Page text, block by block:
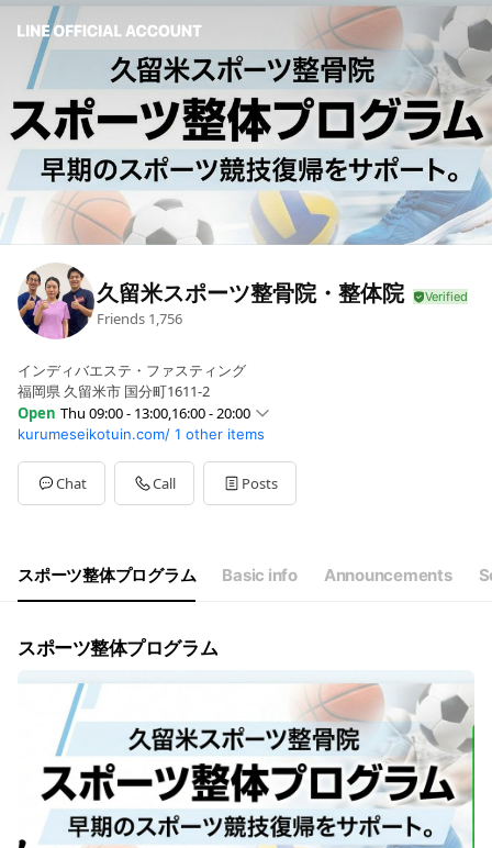
久留米スポーツ整骨院・整体院
Friends 1,756
インディバエステ・ファスティング
福岡県 久留米市 国分町1611-2
Open Thu 09:00 - 13:00,16:00 - 20:00
SunClosed
Mon09:00 - 13:00,16:00 - 20:00
Tue09:00 - 13:00,16:00 - 20:00
Wed09:00 - 13:00
09:00 - 15:00
日・祝は休診日です
kurumeseikotuin.com/ 1 other items
Chat Call Posts
スポーツ整体プログラム Basic info Announcements
スポーツ整体プログラム